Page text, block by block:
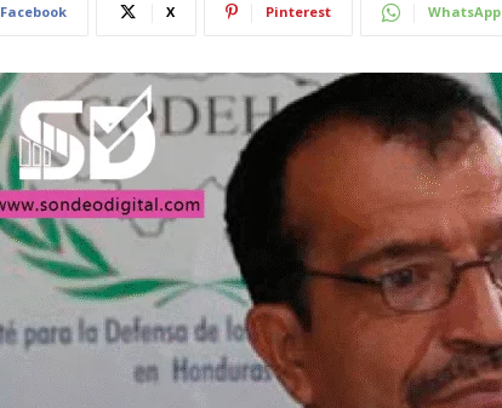
Facebook X Pinterest WhatsApp